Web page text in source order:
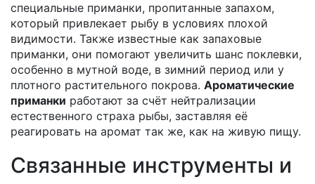
специальные приманки, пропитанные запахом,
который привлекает рыбу в условиях плохой
видимости. Также известные как запаховые
приманки, они помогают увеличить шанс поклевки,
особенно в мутной воде, в зимний период или у
плотного растительного покрова. Ароматические
приманки работают за счёт нейтрализации
естественного страха рыбы, заставляя её
реагировать на аромат так же, как на живую пищу.
Связанные инструменты и